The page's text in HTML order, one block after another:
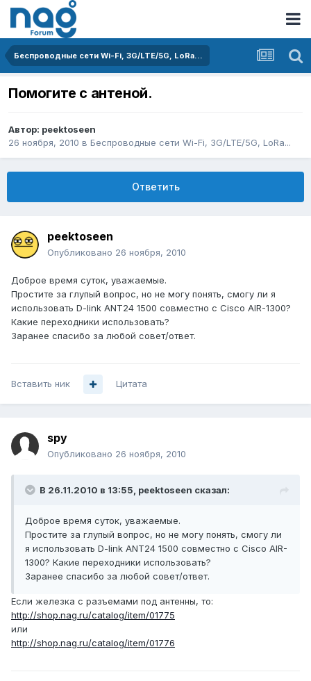
Беспроводные сети Wi-Fi, 3G/LTE/5G, LoRa...
Помогите с антеной.
Автор: peektoseen
26 ноября, 2010 в Беспроводные сети Wi-Fi, 3G/LTE/5G, LoRa...
Ответить
peektoseen
Опубликовано 26 ноября, 2010
Доброе время суток, уважаемые.
Простите за глупый вопрос, но не могу понять, смогу ли я
использовать D-link ANT24 1500 совместно с Cisco AIR-1300?
Какие переходники использовать?
Заранее спасибо за любой совет/ответ.
Вставить ник Цитата
spy
Опубликовано 26 ноября, 2010
В 26.11.2010 в 13:55, peektoseen сказал:
Доброе время суток, уважаемые.
Простите за глупый вопрос, но не могу понять, смогу ли
я использовать D-link ANT24 1500 совместно с Cisco AIR-
1300? Какие переходники использовать?
Заранее спасибо за любой совет/ответ.
Если железка с разъемами под антенны, то:
http://shop.nag.ru/catalog/item/01775
или
http://shop.nag.ru/catalog/item/01776